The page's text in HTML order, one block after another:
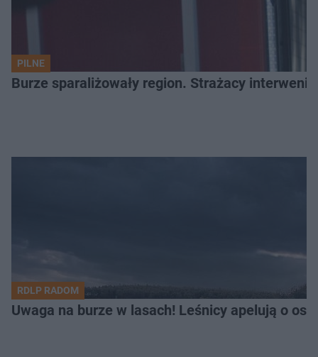
PILNE
Burze sparaliżowały region. Strażacy
RDLP RADOM
Uwaga na burze w lasach! Leśnicy apelują o